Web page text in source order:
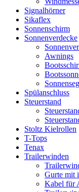
Signalhörner
Sikaflex
Sonnenschirm
Sonnenverdecke
Awnings
Spülanschluss
Steuerstand
Stoltz Kielrollen
T-Tops
Tenax
Trailerwinden
Gurte mit
Kabel für